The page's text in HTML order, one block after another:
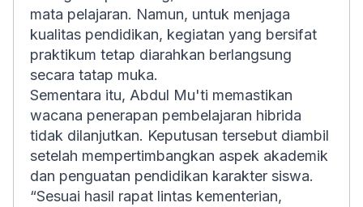
mata pelajaran. Namun, untuk menjaga
kualitas pendidikan, kegiatan yang bersifat
praktikum tetap diarahkan berlangsung
secara tatap muka.
Sementara itu, Abdul Mu'ti memastikan
wacana penerapan pembelajaran hibrida
tidak dilanjutkan. Keputusan tersebut diambil
setelah mempertimbangkan aspek akademik
dan penguatan pendidikan karakter siswa.
“Sesuai hasil rapat lintas kementerian,